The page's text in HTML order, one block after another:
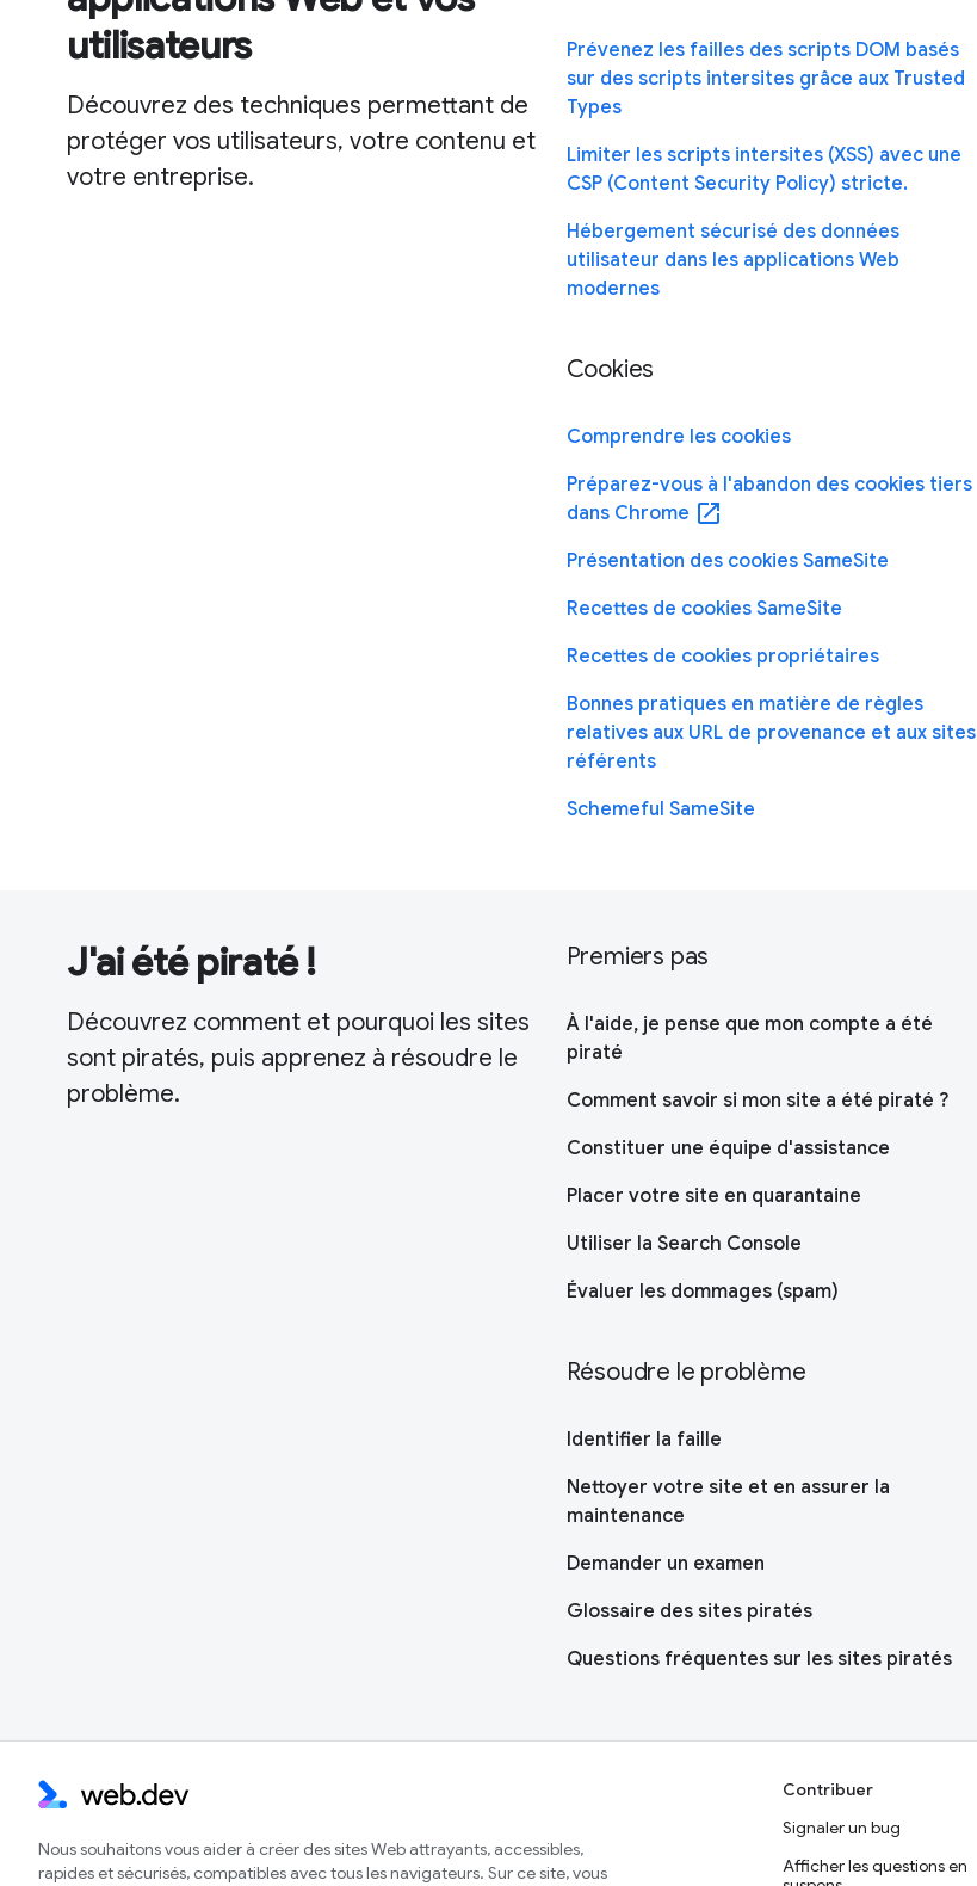
utilisateurs
Découvrez des techniques permettant de
protéger vos utilisateurs, votre contenu et
votre entreprise.
Prévenez les failles des scripts DOM basés
sur des scripts intersites grâce aux Trusted
Types
Limiter les scripts intersites (XSS) avec une
CSP (Content Security Policy) stricte.
Hébergement sécurisé des données
utilisateur dans les applications Web
modernes
Cookies
Comprendre les cookies
Préparez-vous à l'abandon des cookies tiers
dans Chrome open_in_new
Présentation des cookies SameSite
Recettes de cookies SameSite
Recettes de cookies propriétaires
Bonnes pratiques en matière de règles
relatives aux URL de provenance et aux sites
référents
Schemeful SameSite
J'ai été piraté !
Découvrez comment et pourquoi les sites
sont piratés, puis apprenez à résoudre le
problème.
Premiers pas
À l'aide, je pense que mon compte a été
piraté
Comment savoir si mon site a été piraté ?
Constituer une équipe d'assistance
Placer votre site en quarantaine
Utiliser la Search Console
Évaluer les dommages (spam)
Résoudre le problème
Identifier la faille
Nettoyer votre site et en assurer la
maintenance
Demander un examen
Glossaire des sites piratés
Questions fréquentes sur les sites piratés
Nous souhaitons vous aider à créer des sites Web attrayants, accessibles,
rapides et sécurisés, compatibles avec tous les navigateurs. Sur ce site, vous
Contribuer
Signaler un bug
Afficher les questions en